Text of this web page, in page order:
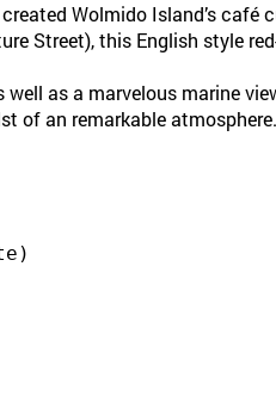
Wolmido Island’s café
Street), this English style
as a marvelous marine
of an remarkable atmosphere.